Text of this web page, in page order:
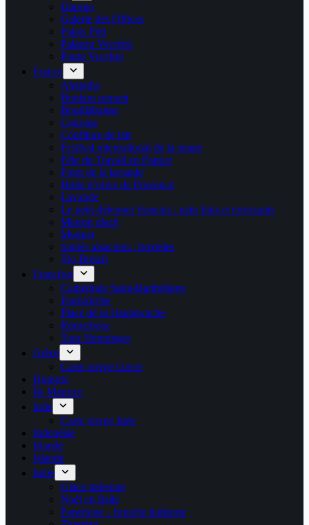
Duomo
Galerie des Offices
Palais Pitti
Palazzo Vecchio
Ponte Vecchio
France
Absinthe
Bonbon piment
Bouillabaisse
Cigogne
Confiture de lait
Festival international de la soupe
Fête du Travail en France
Foire de la lavande
Huile d’olive de Provence
Lavande
Le petit-déjeuner français : pain frais et croissants
Marron glacé
Muguet
Sablés alsaciens : bredeles
Tro Breizh
Francfort
Cathédrale Saint-Barthélemy
Paulskirche
Place de la Hauptwache
Römerberg
Tour Henninger
Grèce
Carte vierge Grece
Hongrie
Île Maurice
Inde
Carte vierge Inde
Indonésie
Irlande
Islande
Italie
Glace italienne
Noël en Italie
Panettone – brioche italienne